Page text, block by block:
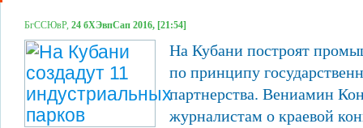
БгССЮвР, 24 бХЭвпСап 2016, [21:54]
На Кубани построят
по принципу
партнерства. Вениамин
журналистам о краевой